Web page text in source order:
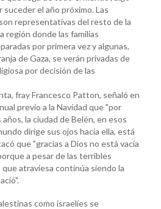
el año próximo. Las
representativas del resto de la
región donde las familias
por primera vez y algunas,
de Gaza, se verán privadas de
por decisión de las
fray Francesco Patton, señaló en
previo a la Navidad que "por
la ciudad de Belén, en esos
dirige sus ojos hacia ella, está
que "gracias a Dios no está vacía
a pesar de las terribles
atraviesa continúa siendo la
como israelíes se